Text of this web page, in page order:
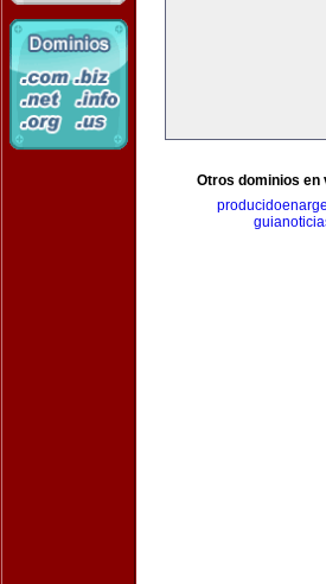
Otros dominios en